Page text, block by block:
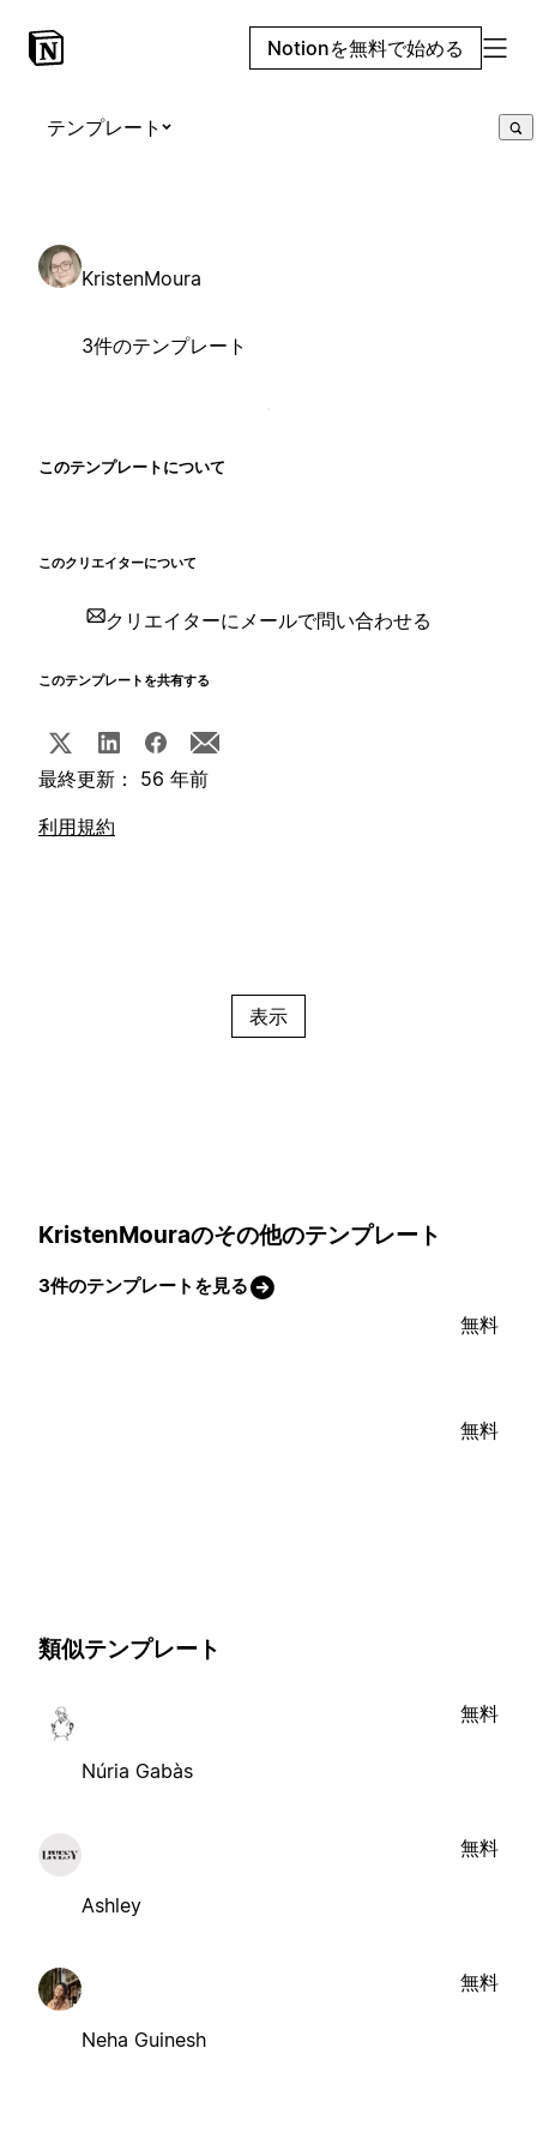
Notionを無料で始める
テンプレート
KristenMoura
3件のテンプレート
このテンプレートについて
このクリエイターについて
クリエイターにメールで問い合わせる
このテンプレートを共有する
最終更新： 56 年前
利用規約
表示
KristenMouraのその他のテンプレート
3件のテンプレートを見る
無料
無料
類似テンプレート
Núria Gabàs
無料
Ashley
無料
Neha Guinesh
無料